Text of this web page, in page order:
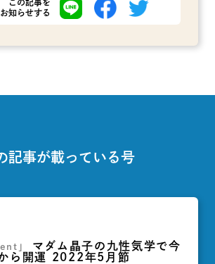
この記事を
知らせする
記事が載っている号
」
マダム晶子の九性気学で今
ら開運 2022年5月節